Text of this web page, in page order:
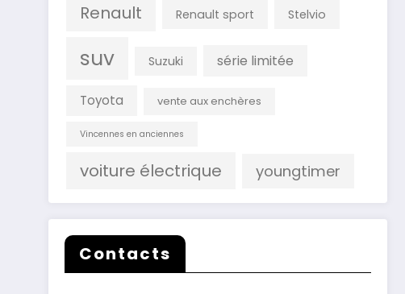
Renault Renault sport Stelvio
suv Suzuki série limitée
Toyota vente aux enchères
Vincennes en anciennes
voiture électrique youngtimer
Contacts